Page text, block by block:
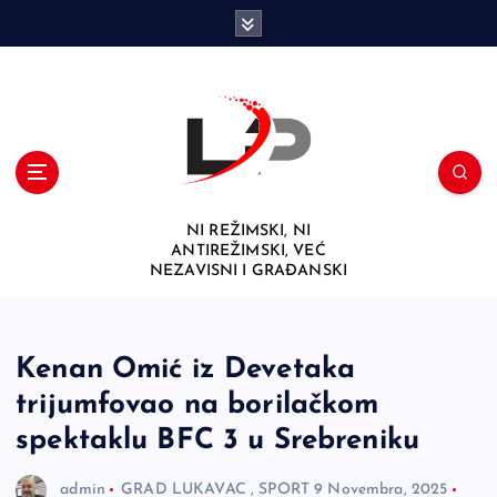
NI REŽIMSKI, NI
ANTIREŽIMSKI, VEĆ
NEZAVISNI I GRAĐANSKI
Kenan Omić iz Devetaka
trijumfovao na borilačkom
spektaklu BFC 3 u Srebreniku
admin GRAD LUKAVAC , SPORT 9 Novembra, 2025